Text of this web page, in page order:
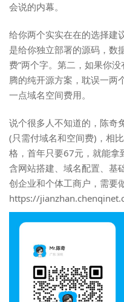
会说的内幕。
给你两个实实在在的选择建
是给你独立部署的源码，数
费”两个字。第二，如果你
腾的纯开源方案，耽误一两
一点域名空间费用。
说个很多人不知道的， 陈奇
(只需付域名和空间费)，相
格，首年只要67元，就能拿
含网站搭建、域名配置、基
创企业和个体工商户，需要
https://